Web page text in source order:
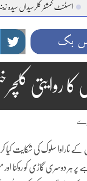
کمشنر کلرسیداں سیدہ زینب
بک
کے ناراوا سلوک کی
ہر دوسری گاڑی کو روکنا اور